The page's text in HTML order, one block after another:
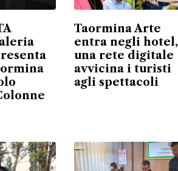
Taormina Arte
entra negli hotel,
una rete digitale
avvicina i turisti
agli spettacoli